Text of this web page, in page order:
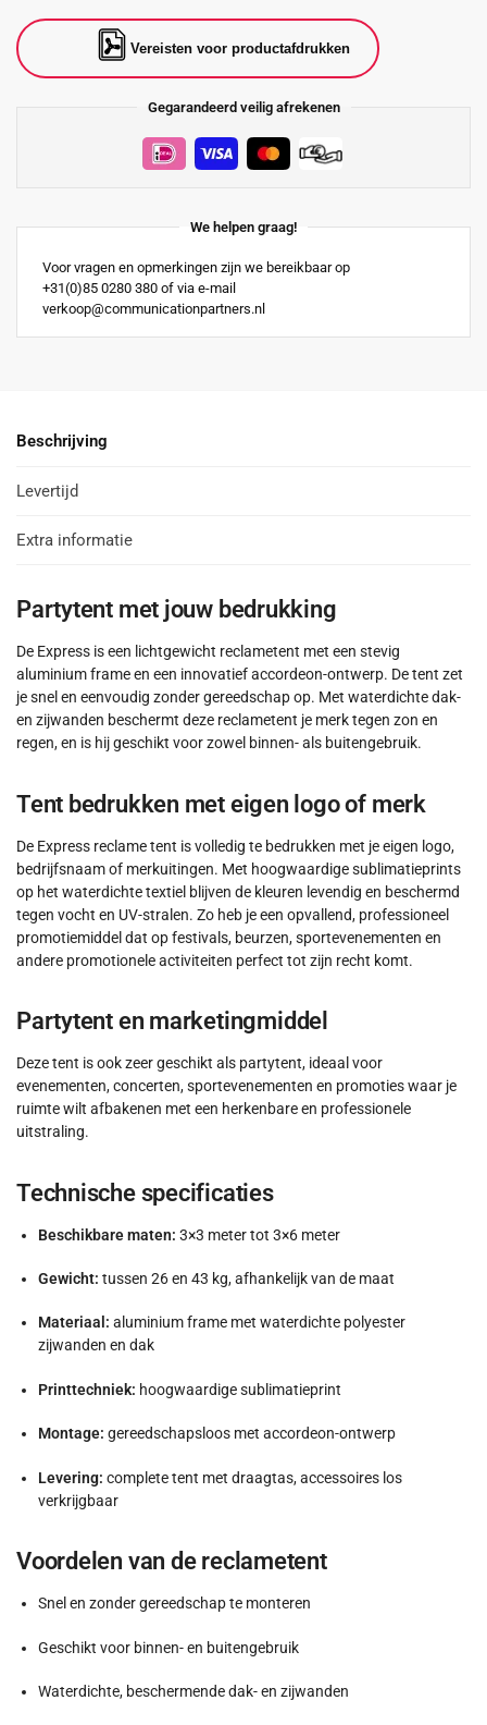
Vereisten voor productafdrukken
Gegarandeerd veilig afrekenen
We helpen graag!
Voor vragen en opmerkingen zijn we bereikbaar op
+31(0)85 0280 380 of via e-mail
verkoop@communicationpartners.nl
Beschrijving
Levertijd
Extra informatie
Partytent met jouw bedrukking
De Express is een lichtgewicht reclametent met een stevig
aluminium frame en een innovatief accordeon-ontwerp. De tent zet
je snel en eenvoudig zonder gereedschap op. Met waterdichte dak-
en zijwanden beschermt deze reclametent je merk tegen zon en
regen, en is hij geschikt voor zowel binnen- als buitengebruik.
Tent bedrukken met eigen logo of merk
De Express reclame tent is volledig te bedrukken met je eigen logo,
bedrijfsnaam of merkuitingen. Met hoogwaardige sublimatieprints
op het waterdichte textiel blijven de kleuren levendig en beschermd
tegen vocht en UV-stralen. Zo heb je een opvallend, professioneel
promotiemiddel dat op festivals, beurzen, sportevenementen en
andere promotionele activiteiten perfect tot zijn recht komt.
Partytent en marketingmiddel
Deze tent is ook zeer geschikt als partytent, ideaal voor
evenementen, concerten, sportevenementen en promoties waar je
ruimte wilt afbakenen met een herkenbare en professionele
uitstraling.
Technische specificaties
Beschikbare maten: 3×3 meter tot 3×6 meter
Gewicht: tussen 26 en 43 kg, afhankelijk van de maat
Materiaal: aluminium frame met waterdichte polyester
zijwanden en dak
Printtechniek: hoogwaardige sublimatieprint
Montage: gereedschapsloos met accordeon-ontwerp
Levering: complete tent met draagtas, accessoires los
verkrijgbaar
Voordelen van de reclametent
Snel en zonder gereedschap te monteren
Geschikt voor binnen- en buitengebruik
Waterdichte, beschermende dak- en zijwanden